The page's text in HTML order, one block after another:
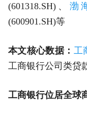
(601318.SH)、 渤
(600901.SH)等
本文核心数据： 工
工商银行公司类贷
工商银行位居全球